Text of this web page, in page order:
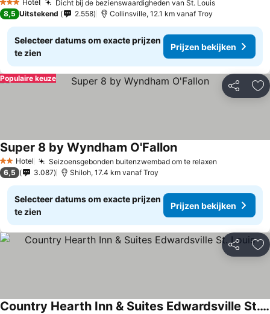
3 SterrenHotel Dicht bij de bezienswaardigheden van St. Louis
8,5 Uitstekend 2.558 Collinsville, 12.1 km vanaf Troy
Selecteer datums om exacte prijzen
te zien
Prijzen bekijken
Delen
Populaire keuze
2 Sterren
Hotel Seizoensgebonden buitenzwembad om te relaxen
Super 8 by Wyndham O'Fallon
6,5 3.087 Shiloh, 17.4 km vanaf Troy
Selecteer datums om exacte prijzen
te zien
Prijzen bekijken
Delen
Country Hearth Inn & Suites Edwardsville St. Louis